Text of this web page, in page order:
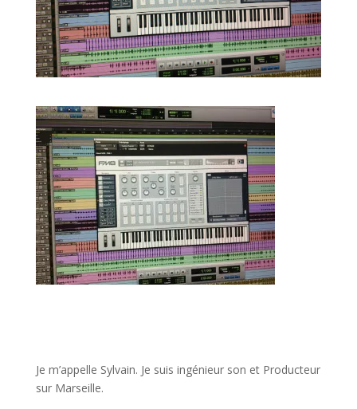
Je m’appelle Sylvain. Je suis ingénieur son et Producteur
sur Marseille.